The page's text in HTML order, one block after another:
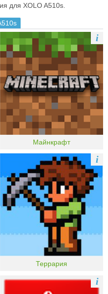
для XOLO A510s.
Майнкрафт
i
Террария
i
i